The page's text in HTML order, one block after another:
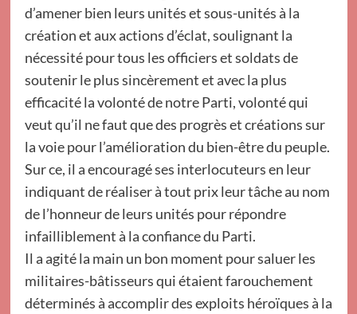
d’amener bien leurs unités et sous-unités à la
création et aux actions d’éclat, soulignant la
nécessité pour tous les officiers et soldats de
soutenir le plus sincèrement et avec la plus
efficacité la volonté de notre Parti, volonté qui
veut qu’il ne faut que des progrès et créations sur
la voie pour l’amélioration du bien-être du peuple.
Sur ce, il a encouragé ses interlocuteurs en leur
indiquant de réaliser à tout prix leur tâche au nom
de l’honneur de leurs unités pour répondre
infailliblement à la confiance du Parti.
Il a agité la main un bon moment pour saluer les
militaires-bâtisseurs qui étaient farouchement
déterminés à accomplir des exploits héroïques à la